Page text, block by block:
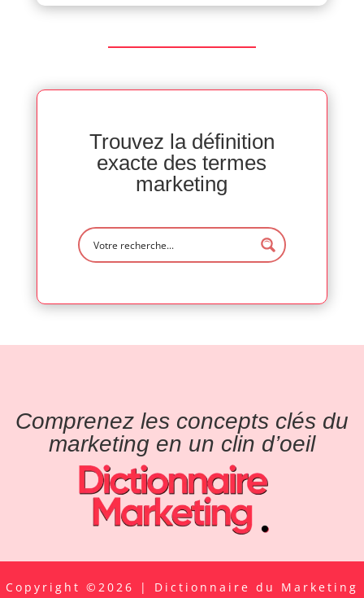
Trouvez la définition
exacte des termes
marketing
Comprenez les concepts clés du
marketing en un clin d’oeil
Copyright ©2026 | Dictionnaire du Marketing